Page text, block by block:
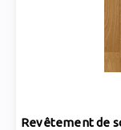
Revêtement de